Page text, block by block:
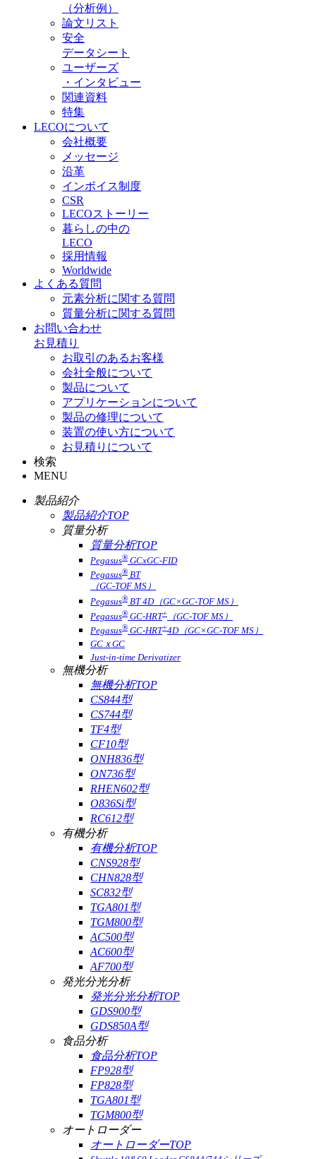
（分析例）
論文リスト
安全
データシート
ユーザーズ
・インタビュー
関連資料
特集
LECOについて
会社概要
メッセージ
沿革
インボイス制度
CSR
LECOストーリー
暮らしの中の
LECO
採用情報
Worldwide
よくある質問
元素分析に関する質問
質量分析に関する質問
お問い合わせ
お見積り
お取引のあるお客様
会社全般について
製品について
アプリケーションについて
製品の修理について
装置の使い方について
お見積りについて
検索
MENU
製品紹介
製品紹介TOP
質量分析
質量分析TOP
Pegasus® GCxGC-FID
Pegasus® BT
（GC-TOF MS）
Pegasus® BT 4D（GC×GC-TOF MS）
Pegasus® GC-HRT+
（GC-TOF MS）
Pegasus® GC-HRT+4D（GC×GC-TOF MS）
GCｘGC
Just-in-time Derivatizer
無機分析
無機分析TOP
CS844型
CS744型
TF4型
CF10型
ONH836型
ON736型
RHEN602型
O836Si型
RC612型
有機分析
有機分析TOP
CNS928型
CHN828型
SC832型
TGA801型
TGM800型
AC500型
AC600型
AF700型
発光分光分析
発光分光分析TOP
GDS900型
GDS850A型
食品分析
食品分析TOP
FP928型
FP828型
TGA801型
TGM800型
オートローダー
オートローダーTOP